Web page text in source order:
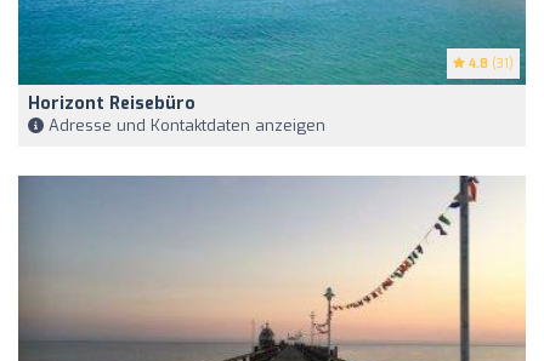
4.8 (31)
Horizont Reisebüro
Adresse und Kontaktdaten anzeigen